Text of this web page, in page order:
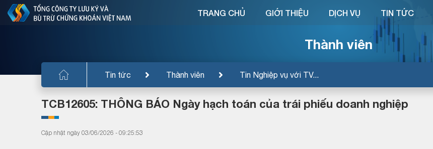
Thành viên
Tin tức Thành viên Tin Nghiệp vụ với TV...
TRANG CHỦ GIỚI THIỆU DỊCH VỤ TIN TỨC
TCB12605: THÔNG BÁO Ngày hạch toán của trái phiếu doanh nghiệp
Cập nhật ngày 03/06/2026 - 09:25:53